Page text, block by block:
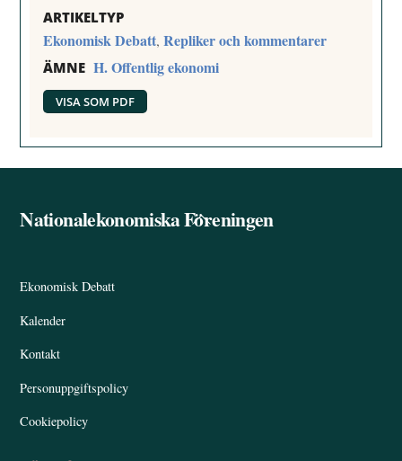
ARTIKELTYP
Ekonomisk Debatt,Repliker och kommentarer
ÄMNE H. Offentlig ekonomi
VISA SOM PDF
Back
Nationalekonomiska Föreningen
Ekonomisk Debatt
Kalender
Kontakt
Personuppgiftspolicy
Cookiepolicy